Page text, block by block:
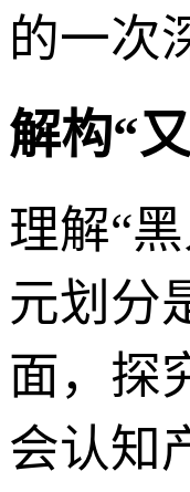
的一次
解构“
理解“
元划分
面，探
会认知